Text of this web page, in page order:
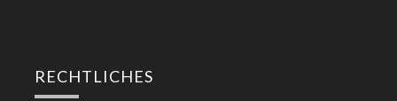
RECHTLICHES